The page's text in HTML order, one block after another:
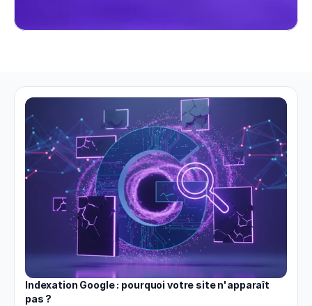
Indexation Google : pourquoi votre site n'apparaît
pas ?